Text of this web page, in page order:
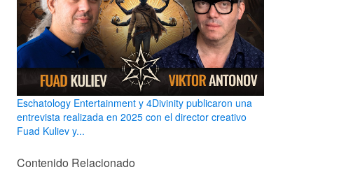
Eschatology Entertainment y 4Divinity publicaron una
entrevista realizada en 2025 con el director creativo
Fuad Kuliev y...
Contenido Relacionado